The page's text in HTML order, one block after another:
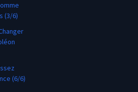
(3/6)
(6/6)